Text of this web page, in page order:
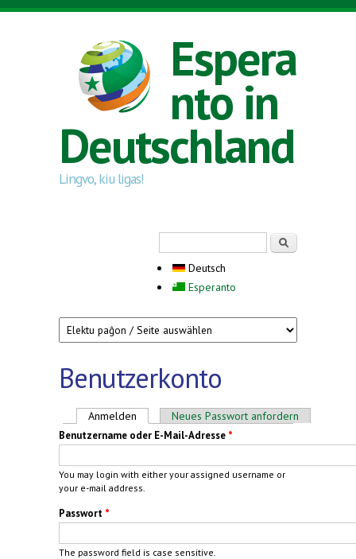
Direkt zum Inhalt
Espera
nto in
Deutschland
Lingvo, kiu ligas!
Deutsch
Esperanto
Benutzerkonto
Haupt-Reiter
Anmelden (aktiver Reiter)
Neues Passwort anfordern
Benutzername oder E-Mail-Adresse *
You may login with either your assigned username or
your e-mail address.
Passwort *
The password field is case sensitive.